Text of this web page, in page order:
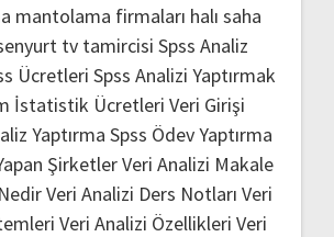
mantolama firmaları halı saha
tv tamircisi Spss Analiz
Ücretleri Spss Analizi Yaptırmak
İstatistik Ücretleri Veri Girişi
Yaptırma Spss Ödev Yaptırma
ŞirketlerVeri Analizi Makale
Veri Analizi Ders Notları Veri
Veri Analizi Özellikleri Veri